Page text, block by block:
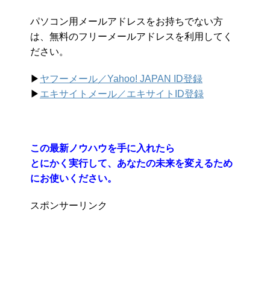
パソコン用メールアドレスをお持ちでない方
は、無料のフリーメールアドレスを利用してく
ださい。
▶︎ ヤフーメール／Yahoo! JAPAN ID登録
▶︎ エキサイトメール／エキサイトID登録
この最新ノウハウを手に入れたら
とにかく実行して、あなたの未来を変えるため
にお使いください。
スポンサーリンク